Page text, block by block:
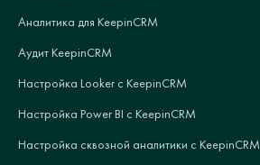
Аналитика для KeepinCRM
Аудит KeepinCRM
Настройка Looker с KeepinCRM
Настройка Power BI с KeepinCRM
Настройка сквозной аналитики с KeepinCRM